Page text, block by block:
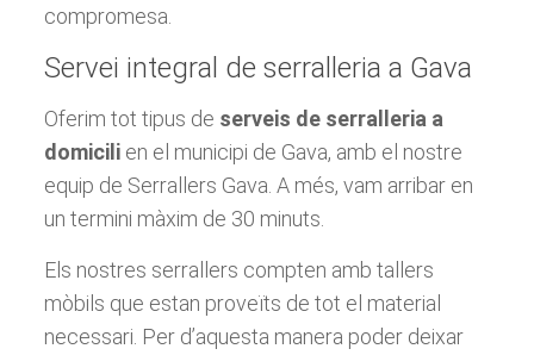
compromesa.
Servei integral de serralleria a Gava
Oferim tot tipus de serveis de serralleria a
domicili en el municipi de Gava, ​​amb el nostre
equip de Serrallers Gava. A més, vam arribar en
un termini màxim de 30 minuts.
Els nostres serrallers compten amb tallers
mòbils que estan proveïts de tot el material
necessari. Per d’aquesta manera poder deixar